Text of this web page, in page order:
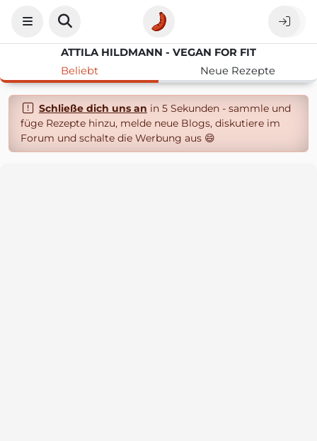
ATTILA HILDMANN - VEGAN FOR FIT
Beliebt
Neue Rezepte
Schließe dich uns an in 5 Sekunden - sammle und
füge Rezepte hinzu, melde neue Blogs, diskutiere im
Forum und schalte die Werbung aus 😄